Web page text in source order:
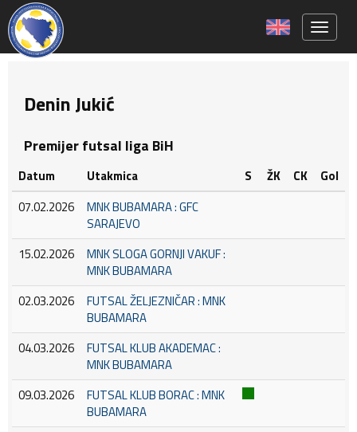
Denin Jukić
Premijer futsal liga BiH
Datum Utakmica S ŽK CK
Gol
07.02.2026
MNK BUBAMARA : GFC
SARAJEVO
15.02.2026
MNK SLOGA GORNJI VAKUF :
MNK BUBAMARA
02.03.2026
FUTSAL ŽELJEZNIČAR : MNK
BUBAMARA
04.03.2026
FUTSAL KLUB AKADEMAC :
MNK BUBAMARA
09.03.2026
FUTSAL KLUB BORAC : MNK
BUBAMARA